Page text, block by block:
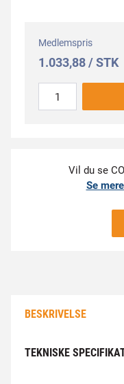
Medlemspris
1.033,88 / STK
Vil du se CO
Se
BESKRIVELSE
TEKNISKE